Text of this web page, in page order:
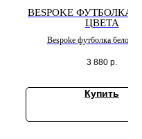
BESPOKE ФУТБОЛКА
ЦВЕТА
Bespoke футболка белого
3 880 р.
Купить